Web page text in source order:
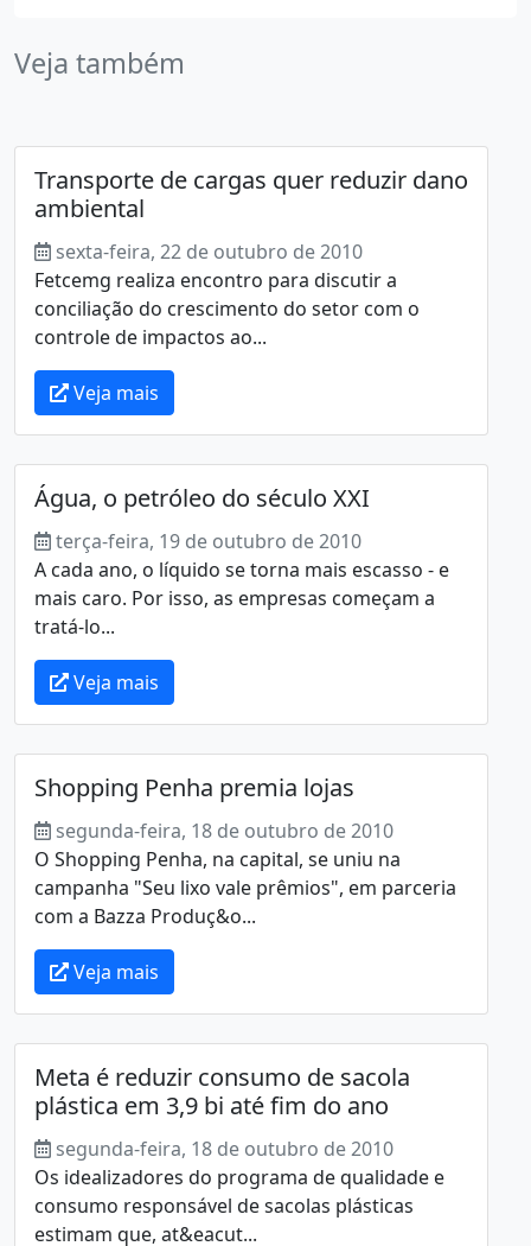
Veja também
Transporte de cargas quer reduzir dano
ambiental
sexta-feira, 22 de outubro de 2010
Fetcemg realiza encontro para discutir a
conciliação do crescimento do setor com o
controle de impactos ao...
Veja mais
Água, o petróleo do século XXI
terça-feira, 19 de outubro de 2010
A cada ano, o líquido se torna mais escasso - e
mais caro. Por isso, as empresas começam a
tratá-lo...
Veja mais
Shopping Penha premia lojas
segunda-feira, 18 de outubro de 2010
O Shopping Penha, na capital, se uniu na
campanha "Seu lixo vale prêmios", em parceria
com a Bazza Produç&o...
Veja mais
Meta é reduzir consumo de sacola
plástica em 3,9 bi até fim do ano
segunda-feira, 18 de outubro de 2010
Os idealizadores do programa de qualidade e
consumo responsável de sacolas plásticas
estimam que, at&eacut...